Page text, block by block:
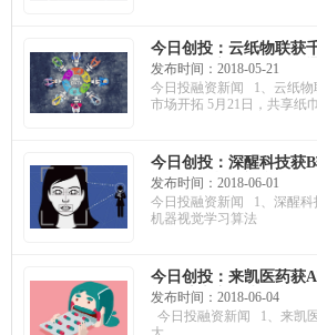
今日创投：云纸物联获
资，用于市场开拓；百
获A轮融资，打磨AR教
品；闪电狗获亿元融资
发布时间：2018-05-21
今日投融资新闻 1、云纸物
市场开拓 5月21日，共享纸
今日创投：深醒科技获
资，强化机器视觉学习
美餐网获D+轮融资，提
体验；易思汇获A轮融资
发布时间：2018-06-01
今日投融资新闻 1、深醒科
机器视觉学习算法
今日创投：来凯医药获
资，扩大产品线组合；
获亿元融资，火山石资
投；园钉获A轮融资，用
发布时间：2018-06-04
今日投融资新闻 1、来凯